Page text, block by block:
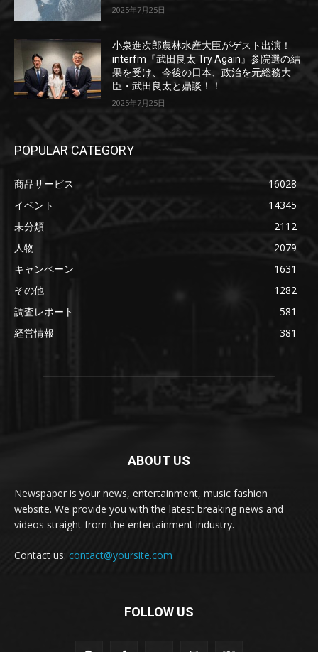
2025年7月25日
小泉進次郎農林水産大臣がゲスト出演！
interfm『武田良太 Try Again』参院選の結
果を受け、今後の日本、政治を元総務大
臣・武田良太と鼎談！！
2025年7月25日
POPULAR CATEGORY
商品サービス
16028
イベント
14345
未分類
2112
人物
2079
キャンペーン
1631
その他
1282
調査レポート
581
経営情報
381
ABOUT US
Newspaper is your news, entertainment, music fashion
website. We provide you with the latest breaking news and
videos straight from the entertainment industry.
Contact us: contact@yoursite.com
FOLLOW US